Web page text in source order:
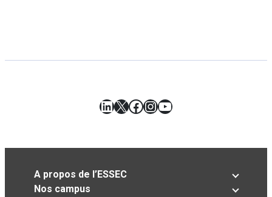
LinkedIn
X Facebook
Instagram
YouTube
A propos de l’ESSEC
Nos campus